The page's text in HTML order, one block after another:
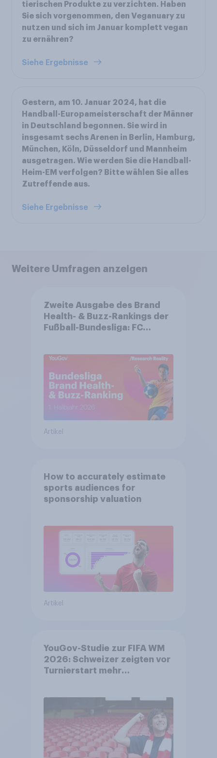
tierischen Produkte zu verzichten. Haben
Sie sich vorgenommen, den Veganuary zu
nutzen und sich im Januar komplett vegan
zu ernähren?
Siehe Ergebnisse
Gestern, am 10. Januar 2024, hat die
Handball-Europameisterschaft der Männer
in Deutschland begonnen. Sie wird in
insgesamt sechs Arenen in Berlin, Hamburg,
München, Köln, Düsseldorf und Mannheim
ausgetragen. Wie werden Sie die Handball-
Heim-EM verfolgen? Bitte wählen Sie alles
Zutreffende aus.
Siehe Ergebnisse
Weitere Umfragen anzeigen
Zweite Ausgabe des Brand
Health- & Buzz-Rankings der
Fußball-Bundesliga: FC
Artikel
How to accurately estimate
sports audiences for
sponsorship valuation
Artikel
YouGov-Studie zur FIFA WM
2026: Schweizer zeigten vor
Turnierstart mehr